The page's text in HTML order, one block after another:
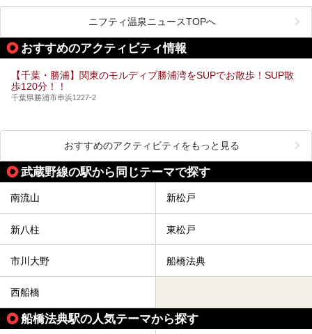
県で生まれ、千葉県で育ち、つい最近まで千葉在住だった私
がお勧めする、一度は入るべき千葉の温泉・スパ34選をま
とめました。
ニフティ温泉ニュースTOPへ
おすすめのアクティビティ情報
【千葉・勝浦】関東のモルディブ勝浦湾をSUPでお散歩！SUP散
歩120分！！
千葉県勝浦市串浜1227-2